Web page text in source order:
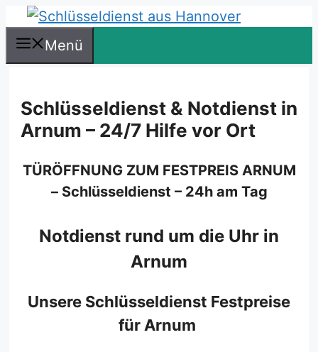
Zum
Inhalt
springen
Menü
Schlüsseldienst & Notdienst in
Arnum – 24/7 Hilfe vor Ort
TÜRÖFFNUNG ZUM FESTPREIS ARNUM
– Schlüsseldienst – 24h am Tag
Notdienst rund um die Uhr in
Arnum
Unsere Schlüsseldienst Festpreise
für Arnum